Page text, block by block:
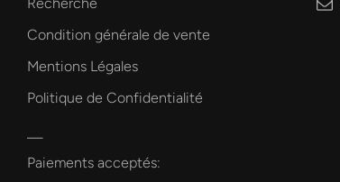
Condition générale de vente
Mentions Légales
Politique de Confidentialité
Paiements acceptés: